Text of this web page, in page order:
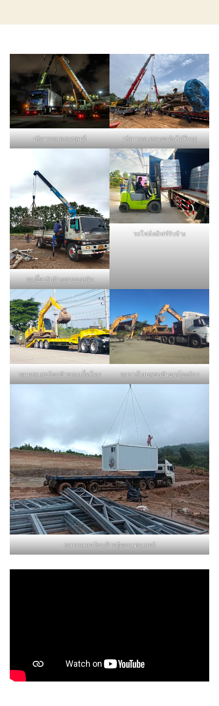
บริการรถเครนชลบุรี บริการรถเครนยกต้นไม้ใหญ่
รถเฮี๊ยบรับจ้างยกของหนัก
รถโฟล์คลิฟท์รับจ้าง
รถเทรลเลอร์ขนย้ายรถแม็คโคร รถหางโรเบสขนย้ายเครื่องจักร
รถเทรลเลอร์ขนย้ายตู้คอนเทนเนอร์